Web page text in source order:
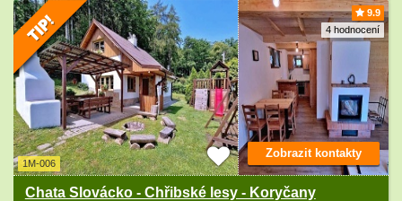
9.9
4 hodnocení
1M-006
Chata Slovácko - Chřibské lesy - Koryčany
Zobrazit kontakty